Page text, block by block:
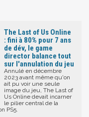
The Last of Us Online
: fini à 80% pour 7 ans
de dév, le game
director balance tout
sur l'annulation du jeu
Annulé en décembre
2023 avant même qu'on
ait pu voir une seule
image du jeu, The Last of
Us Online devait incarner
le pilier central de la
PS5.